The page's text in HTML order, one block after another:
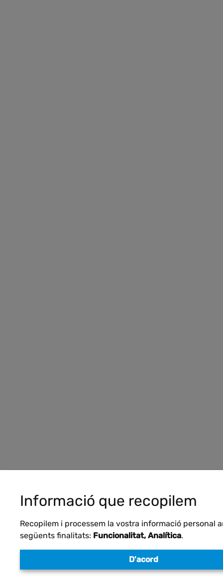
Informació que recopilem
Recopilem i processem la vostra informació personal
següents finalitats: Funcionalitat, Analítica.
D'acord